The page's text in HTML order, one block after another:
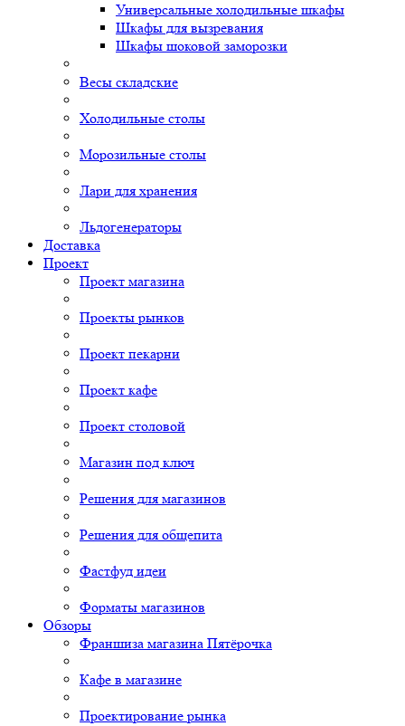
Универсальные холодильные шкафы
Шкафы для вызревания
Шкафы шоковой заморозки
Весы складские
Холодильные столы
Морозильные столы
Лари для хранения
Льдогенераторы
Доставка
Проект
Проект магазина
Проекты рынков
Проект пекарни
Проект кафе
Проект столовой
Магазин под ключ
Решения для магазинов
Решения для общепита
Фастфуд идеи
Форматы магазинов
Обзоры
Франшиза магазина Пятёрочка
Кафе в магазине
Проектирование рынка